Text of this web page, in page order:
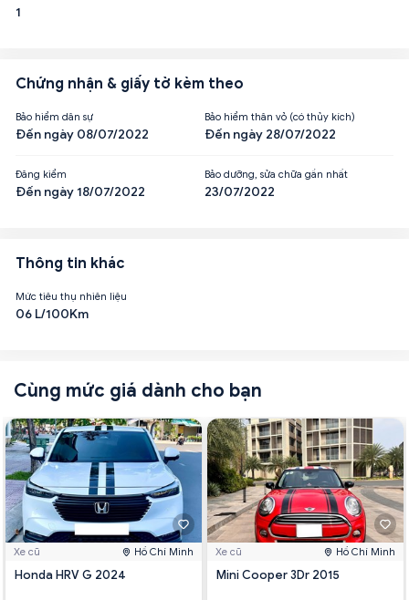
1
Chứng nhận & giấy tờ kèm theo
Bảo hiểm dân sự
Đến ngày 08/07/2022
Bảo hiểm thân vỏ (có thủy kích)
Đến ngày 28/07/2022
Đăng kiểm
Đến ngày 18/07/2022
Bảo dưỡng, sửa chữa gần nhất
23/07/2022
Thông tin khác
Mức tiêu thụ nhiên liệu
06 L/100Km
Cùng mức giá dành cho bạn
Xe cũ Hồ Chí Minh
Honda HRV G 2024
Xe cũ Hồ Chí Minh
Mini Cooper 3Dr 2015